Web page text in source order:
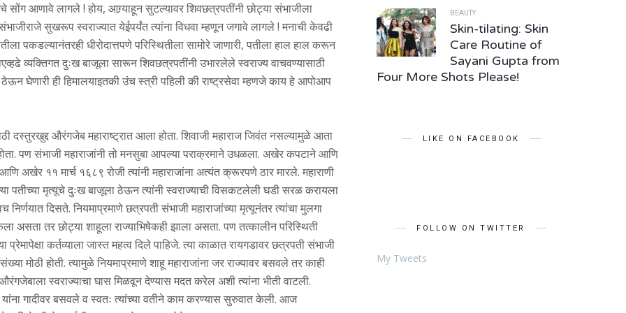
सोंग आणावे लागले ! होय, आग्र्याहून सुटल्यावर शिवछत्रपतींनी छोट्या संभाजीला
सुखरूप स्वराज्यात येईपर्यंत त्यांना विधवा म्हणून जगावे लागले ! मनाची केवढी
पकडल्यानंतरही धीरोदात्तपणे परिस्थितीला सामोरे जाणारी, पतीला हाल हाल करून
व्यक्तिगत दुःख बाजूला सारून शिवछत्रपतींनी उभारलेले स्वराज्य वाचवण्यासाठी
घेणारी ही हिमालयाइतकी उंच स्त्री पहिली की राष्ट्रसेवा म्हणजे काय हे आपोआप
दस्तुरखुद्द औरंगजेब महाराष्ट्रात आला होता. शिवाजी महाराज जिवंत नसल्यामुळे आता
पण संभाजी महाराजांनी तो मनसुबा आपल्या पराक्रमाने उधळला. अखेर कपटाने आणि
अखेर ११ मार्च १६८९ रोजी त्यांनी महाराजांना अत्यंत क्रूरपणे ठार मारले. महाराणी
पतीच्या मृत्यूचे दुःख बाजूला ठेऊन त्यांनी स्वराज्याची विसकटलेली घडी सरळ करायला
दिसते. नियमाप्रमाणे छत्रपती संभाजी महाराजांच्या मृत्यूनंतर त्यांचा मुलगा
असता तर छोट्या शाहूला राज्याभिषेकही झाला असता. पण तत्कालीन परिस्थिती
कर्तव्याला जास्त महत्व दिले पाहिजे. त्या काळात रायगडावर छत्रपती संभाजी
मोठी होती. त्यामुळे नियमाप्रमाणे शाहू महाराजांना जर राज्यावर बसवले तर काही
स्वराज्याचा घास मिळवून देण्यास मदत करेल अशी त्यांना भीती वाटली.
गादीवर बसवले व स्वतः त्यांच्या वतीने काम करण्यास सुरुवात केली. आज
BEAUTY
Skin-tilating: Skin
Care Routine of
Sayani Gupta from
Four More Shots Please!
LIKE ON FACEBOOK
FOLLOW ON TWITTER
My Tweets